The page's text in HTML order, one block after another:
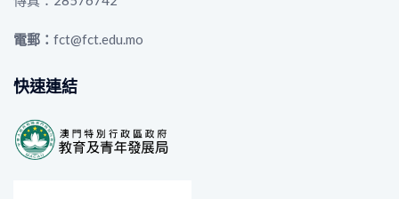
電郵： fct@fct.edu.mo
快速連結